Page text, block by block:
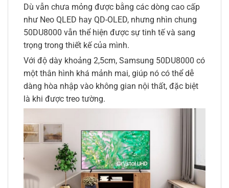
Dù vẫn chưa mỏng được bằng các dòng cao cấp
như Neo QLED hay QD-OLED, nhưng nhìn chung
50DU8000 vẫn thể hiện được sự tinh tế và sang
trọng trong thiết kế của mình.
Với độ dày khoảng 2,5cm, Samsung 50DU8000 có
một thân hình khá mảnh mai, giúp nó có thể dễ
dàng hòa nhập vào không gian nội thất, đặc biệt
là khi được treo tường.